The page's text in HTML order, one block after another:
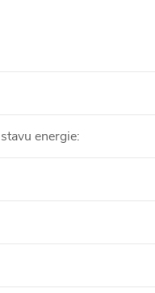
energie: